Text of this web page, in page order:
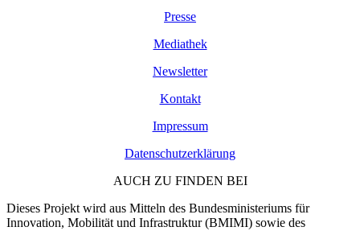
Presse
Mediathek
Newsletter
Kontakt
Impressum
Datenschutzerklärung
AUCH ZU FINDEN BEI
Dieses Projekt wird aus Mitteln des Bundesministeriums für
Innovation, Mobilität und Infrastruktur (BMIMI) sowie des